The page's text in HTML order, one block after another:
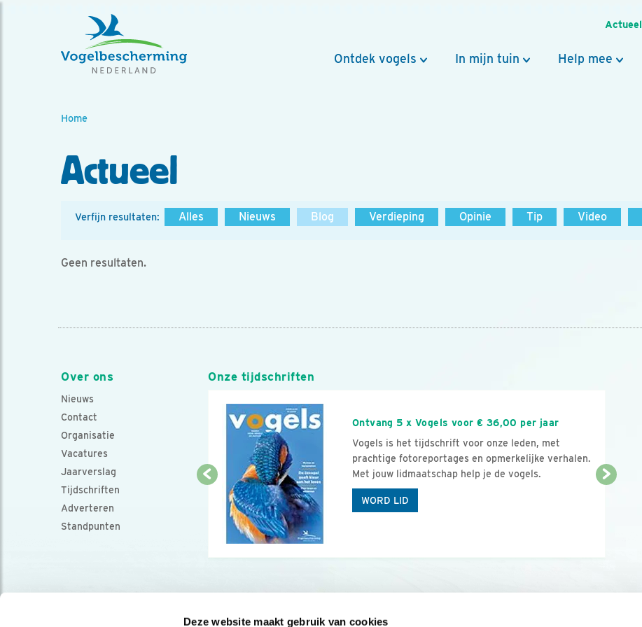
Deze website maakt gebruik van cookies
Actueel
Ontdek vogels In mijn tuin Help mee
Home
Actueel
Verfijn resultaten: Alles Nieuws Blog Verdieping Opinie Tip Video
Geen resultaten.
Over ons
Nieuws
Contact
Organisatie
Vacatures
Jaarverslag
Tijdschriften
Adverteren
Standpunten
Onze tijdschriften
Ontvang 5 x Vogels voor € 36,00 per jaar
Vogels is het tijdschrift voor onze leden, met
prachtige fotoreportages en opmerkelijke verhalen.
Met jouw lidmaatschap help je de vogels.
WORD LID